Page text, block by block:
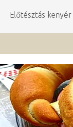
Előtésztás kenyér